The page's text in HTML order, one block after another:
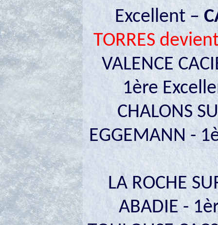
Excellent –
TORRES
VALENCE
1ère
CHALONS
EGGEMANN -
LA ROCHE
ABADIE -